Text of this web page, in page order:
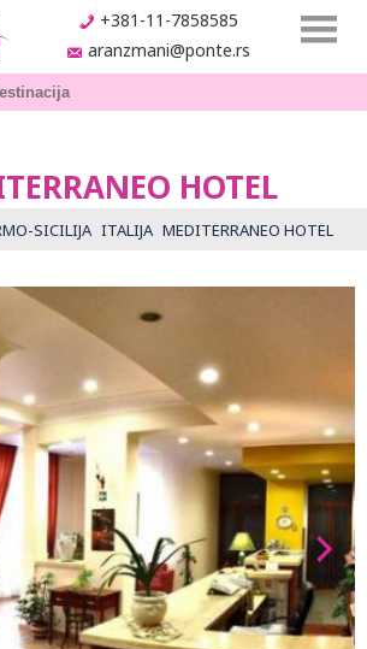
+381-11-7858585
aranzmani@ponte.rs
HOTEL
SICILIJA ITALIJA MEDITERRANEO HOTEL